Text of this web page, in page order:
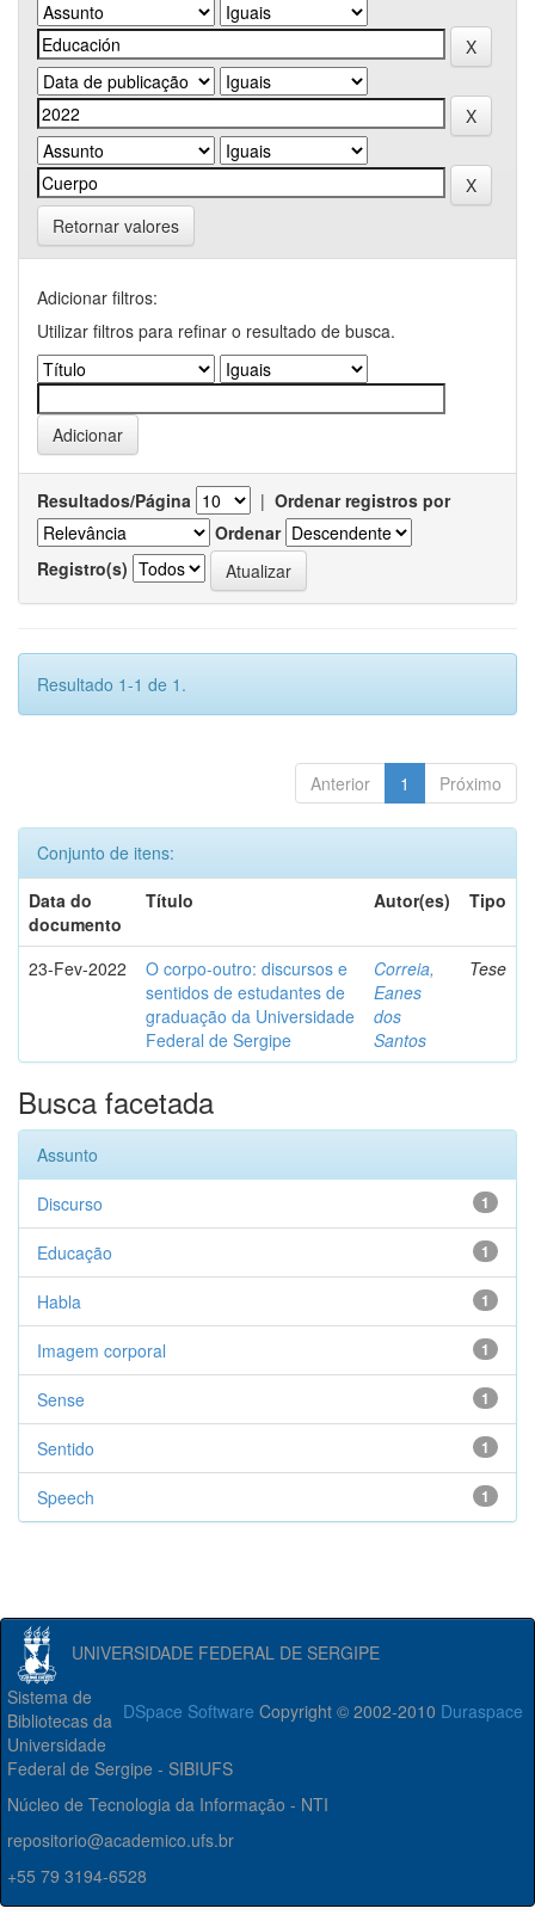
Retornar valores
Adicionar filtros:
Utilizar filtros para refinar o resultado de busca.
Resultados/Página | Ordenar registros por
Ordenar
Registro(s)
Resultado 1-1 de 1.
Anterior 1 Próximo
Conjunto de itens:
Data do
documento
Título Autor(es) Tipo
23-Fev-2022
O corpo-outro: discursos e
sentidos de estudantes de
graduação da Universidade
Federal de Sergipe
Correia,
Eanes
dos
Santos
Tese
Busca facetada
Assunto
1
Discurso
1
Educação
1
Habla
1
Imagem corporal
1
Sense
1
Sentido
1
Speech
UNIVERSIDADE FEDERAL DE SERGIPE
DSpace Software Copyright © 2002-2010 Duraspace
Sistema de
Bibliotecas da
Universidade
Federal de Sergipe - SIBIUFS
Núcleo de Tecnologia da Informação - NTI
repositorio@academico.ufs.br
+55 79 3194-6528